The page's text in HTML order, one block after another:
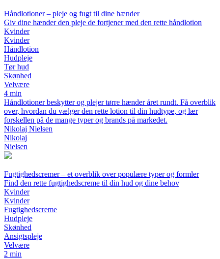
Håndlotioner – pleje og fugt til dine hænder
Giv dine hænder den pleje de fortjener med den rette håndlotion
Kvinder
Kvinder
Håndlotion
Hudpleje
Tør hud
Skønhed
Velvære
4 min
Håndlotioner beskytter og plejer tørre hænder året rundt. Få overblik
over, hvordan du vælger den rette lotion til din hudtype, og lær
forskellen på de mange typer og brands på markedet.
Nikolaj Nielsen
Nikolaj
Nielsen
Fugtighedscremer – et overblik over populære typer og formler
Find den rette fugtighedscreme til din hud og dine behov
Kvinder
Kvinder
Fugtighedscreme
Hudpleje
Skønhed
Ansigtspleje
Velvære
2 min